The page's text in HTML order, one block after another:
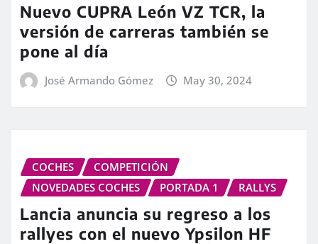
Nuevo CUPRA León VZ TCR, la
versión de carreras también se
pone al día
José Armando Gómez May 30, 2024
COCHES
COMPETICIÓN
NOVEDADES COCHES
PORTADA 1 RALLYS
Lancia anuncia su regreso a los
rallyes con el nuevo Ypsilon HF